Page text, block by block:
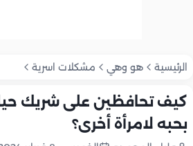
الرئيسية هو وهي مشكلات اسرية
كيف تحافظين على شريك
بحبه لامرأة أخرى؟